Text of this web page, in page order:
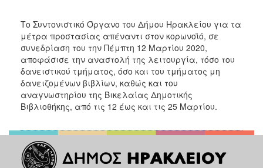
2012
2011
2010
2006
ΤΟΠΟΣ
Το Συντονιστικό Όργανο του Δήμου Ηρακλείου για τα
μέτρα προστασίας απέναντι στον κορωνοϊό, σε
συνεδρίαση του την Πέμπτη 12 Μαρτίου 2020,
αποφάσισε την αναστολή της λειτουργία, τόσο του
δανειστικού τμήματος, όσο και του τμήματος μη
δανειζομένων βιβλίων, καθώς και του
αναγνωστηρίου της Βικελαίας Δημοτικής
Βιβλιοθήκης, από τις 12 έως και τις 25 Μαρτίου.